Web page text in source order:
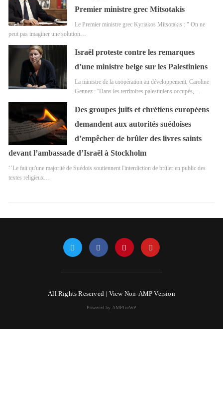
Premier ministre grec Mitsotakis
Le Premier ministre grec Kyriakos Mitsotakis : " On ne
peut pas imaginer une solution…
Israël proteste contre les remarques
d’une ministre belge sur les Palestiniens
La ministre de la coopération au développement, Caroline
Gennez : ''Dans les territoires palestiniens occupés,…
Des groupes juifs et chrétiens européens
demandent aux autorités suédoises
d’empêcher de brûler des livres saints
devant l’ambassade d’Israël à Stockholm
‘’Le fait qu'une majorité de Suédois soutiennent l'interdiction de brûler en public des
textes religieux…
All Rights Reserved | View Non-AMP Version
Powered by AMPforWP